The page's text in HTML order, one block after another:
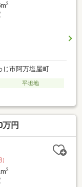
2
じ市阿万塩屋町
平坦地
円
2